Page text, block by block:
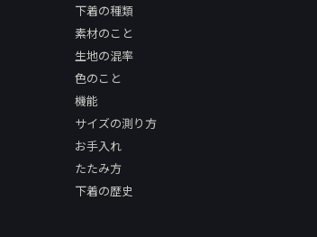
下着の種類
素材のこと
生地の混率
色のこと
機能
サイズの測り方
お手入れ
たたみ方
下着の歴史